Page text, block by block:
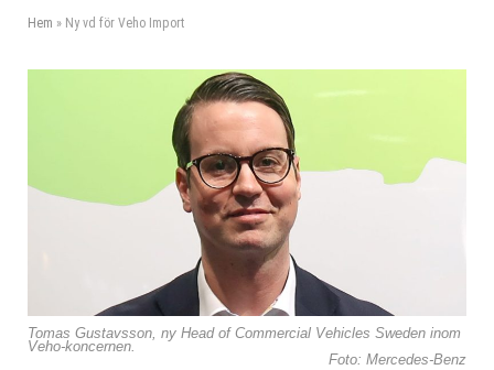
Hem » Ny vd för Veho Import
Tomas Gustavsson, ny Head of Commercial Vehicles Sweden inom
Veho-koncernen.
Foto: Mercedes-Benz